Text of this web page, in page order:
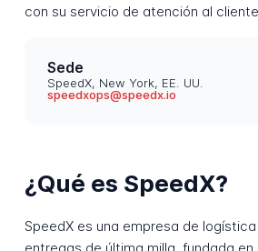
con su servicio de atención al
Sede
SpeedX, New York, EE. UU.
speedxops@speedx.io
¿Qué es SpeedX?
SpeedX es una empresa de